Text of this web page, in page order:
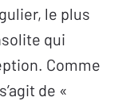
le plus
qui
Comme
de «